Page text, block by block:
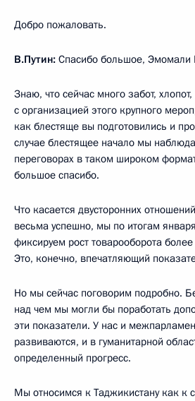
Добро пожаловать.
В.Путин: Спасибо большое, Эмомали
Знаю, что сейчас много забот,
с организацией этого крупного
как блестяще вы подготовились и
случае блестящее начало мы
переговорах в таком широком
большое спасибо.
Что касается двусторонних
весьма успешно, мы по итогам
фиксируем рост товарооборота
Это, конечно, впечатляющий
Но мы сейчас поговорим подробно.
над чем мы могли бы поработать
эти показатели. У нас и
развиваются, и в гуманитарной
определенный прогресс.
Мы относимся к Таджикистану как к